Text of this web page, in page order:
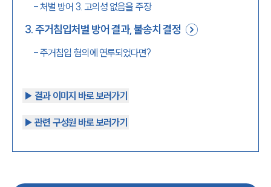
-처벌 방어 3. 고의성 없음을 주장
3.주거침입처벌 방어 결과, 불송치 결정
-주거침입 혐의에 연루되었다면?
▶︎ 결과 이미지 바로 보러가기
▶︎ 관련 구성원 바로 보러가기